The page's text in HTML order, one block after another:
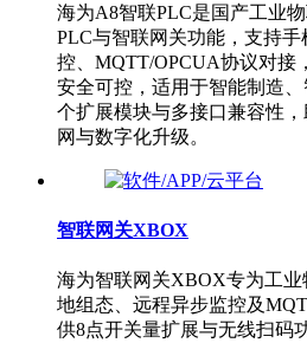
海为A8智联PLC是国产工业
PLC与智联网关功能，支持
控、MQTT/OPCUA协议对接
安全可控，适用于智能制造
个扩展模块与多接口兼容性
网与数字化升级。
智联网关XBOX
海为智联网关XBOX专为工
地组态、远程异步监控及
供8点开关量扩展与无线扫码